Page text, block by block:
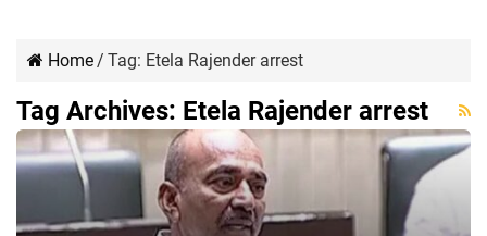
Home/ Tag: Etela Rajender arrest
Tag Archives: Etela Rajender arrest